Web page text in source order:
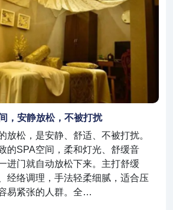
，安静放松，不被打扰
放松，是安静、舒适、不被打扰。
的SPA空间，柔和灯光、舒缓音
进门就自动放松下来。主打舒缓
经络调理，手法轻柔细腻，适合压
易紧张的人群。全…